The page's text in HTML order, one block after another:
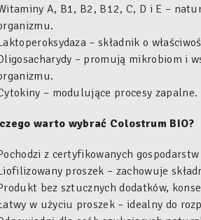
A, B1, B2, B12, C, D i E –
– składnik o
– promują mikrobiom i
– modulujące procesy zapalne.
warto wybrać Colostrum BIO?
z certyfikowanych
proszek – zachowuje
bez sztucznych dodatków,
w użyciu proszek – idealny do